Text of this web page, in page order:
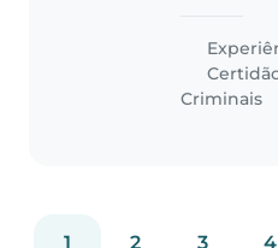
crianças
pessoa
muito
tenho
Criminais
1 2 3 4